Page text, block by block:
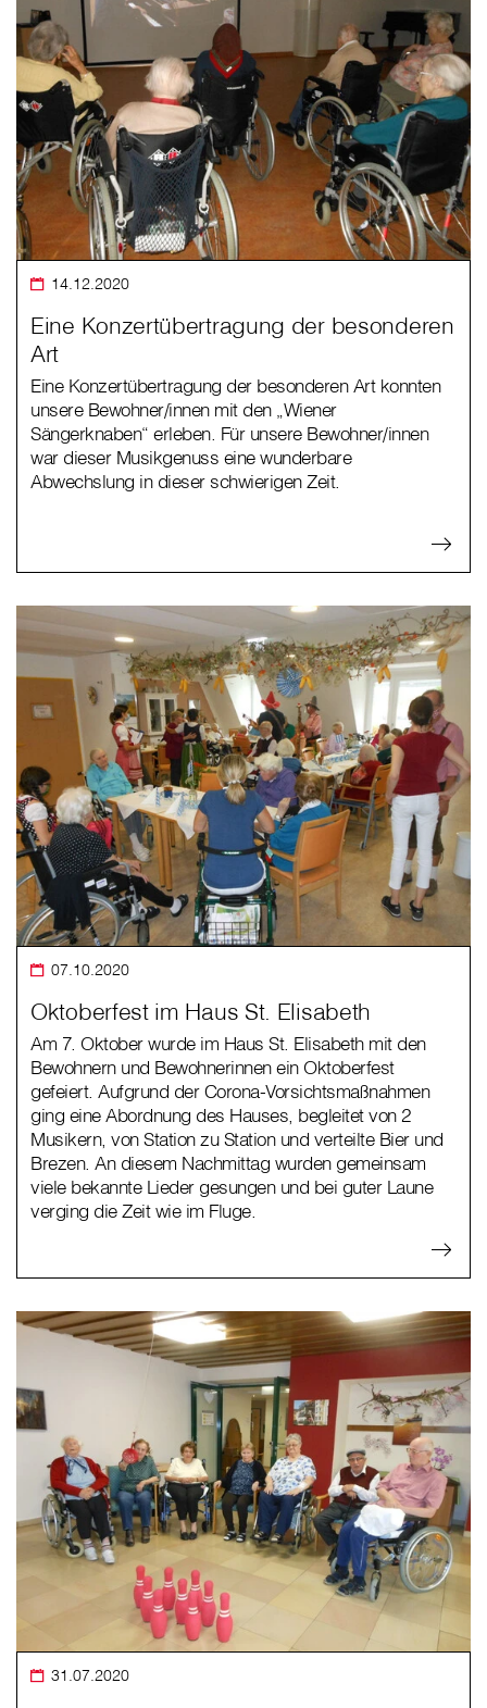
14.12.2020
Eine Konzertübertragung der besonderen
Art
Eine Konzertübertragung der besonderen Art konnten
unsere Bewohner/innen mit den „Wiener
Sängerknaben“ erleben. Für unsere Bewohner/innen
war dieser Musikgenuss eine wunderbare
Abwechslung in dieser schwierigen Zeit.
07.10.2020
Oktoberfest im Haus St. Elisabeth
Am 7. Oktober wurde im Haus St. Elisabeth mit den
Bewohnern und Bewohnerinnen ein Oktoberfest
gefeiert. Aufgrund der Corona-Vorsichtsmaßnahmen
ging eine Abordnung des Hauses, begleitet von 2
Musikern, von Station zu Station und verteilte Bier und
Brezen. An diesem Nachmittag wurden gemeinsam
viele bekannte Lieder gesungen und bei guter Laune
verging die Zeit wie im Fluge.
31.07.2020